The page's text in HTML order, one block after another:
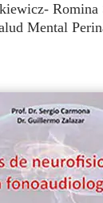
Romina
Mental